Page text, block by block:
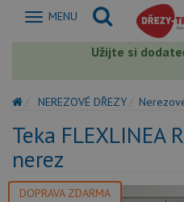
Zobrazit
MENU
Užijte si
NEREZOVÉ DŘEZY
Teka FLEXLINEA
nerez
DOPRAVA ZDARMA